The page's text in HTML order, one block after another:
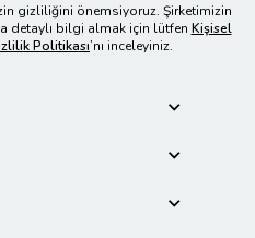
gizliliğini önemsiyoruz. Şirketimizin
detaylı bilgi almak için lütfen Kişisel
Politikası’nı inceleyiniz.